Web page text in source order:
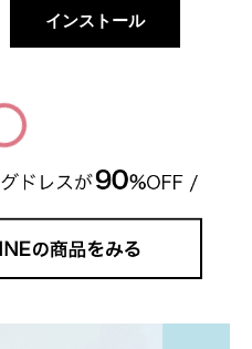
インストール